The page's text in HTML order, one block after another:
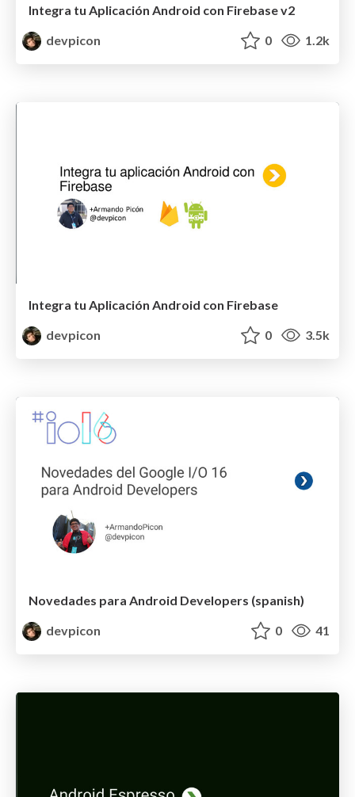
Integra tu Aplicación Android con Firebase v2
devpicon
0 1.2k
Integra tu Aplicación Android con Firebase
devpicon
0 3.5k
Novedades para Android Developers (spanish)
devpicon
0 41